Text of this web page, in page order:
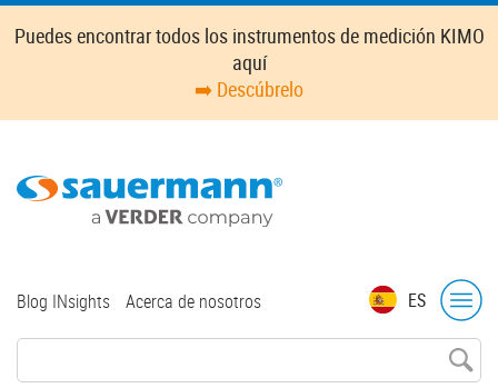
Skip
Puedes encontrar todos los instrumentos de medición KIMO
aquí
➡️ Descúbrelo
ES
Top
Blog INsights Acerca de nosotros